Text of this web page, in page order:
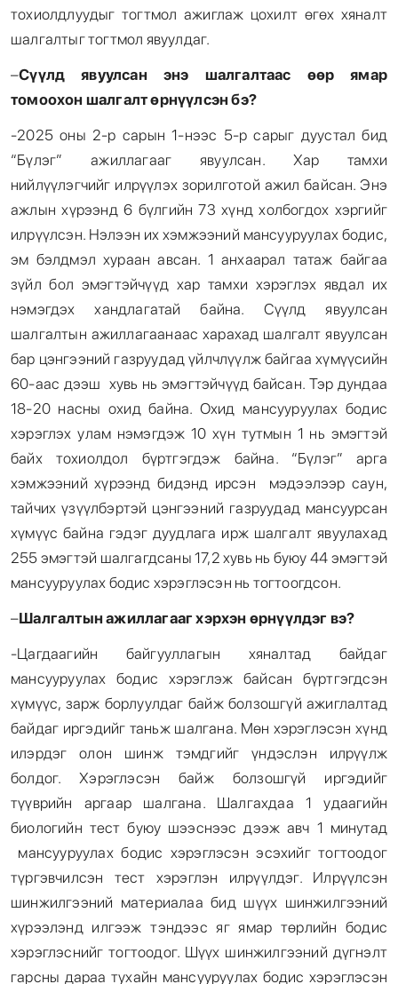
тохиолдлуудыг тогтмол ажиглаж цохилт өгөх хяналт
шалгалтыг тогтмол явуулдаг.
–Сүүлд явуулсан энэ шалгалтаас өөр ямар
томоохон шалгалт өрнүүлсэн бэ?
-2025 оны 2-р сарын 1-нээс 5-р сарыг дуустал бид
“Бүлэг” ажиллагааг явуулсан. Хар тамхи
нийлүүлэгчийг илрүүлэх зорилготой ажил байсан. Энэ
ажлын хүрээнд 6 бүлгийн 73 хүнд холбогдох хэргийг
илрүүлсэн. Нэлээн их хэмжээний мансууруулах бодис,
эм бэлдмэл хураан авсан. 1 анхаарал татаж байгаа
зүйл бол эмэгтэйчүүд хар тамхи хэрэглэх явдал их
нэмэгдэх хандлагатай байна. Сүүлд явуулсан
шалгалтын ажиллагаанаас харахад шалгалт явуулсан
бар цэнгээний газруудад үйлчлүүлж байгаа хүмүүсийн
60-аас дээш хувь нь эмэгтэйчүүд байсан. Тэр дундаа
18-20 насны охид байна. Охид мансууруулах бодис
хэрэглэх улам нэмэгдэж 10 хүн тутмын 1 нь эмэгтэй
байх тохиолдол бүртгэгдэж байна. “Бүлэг” арга
хэмжээний хүрээнд бидэнд ирсэн мэдээлээр саун,
тайчих үзүүлбэртэй цэнгээний газруудад мансуурсан
хүмүүс байна гэдэг дуудлага ирж шалгалт явуулахад
255 эмэгтэй шалгагдсаны 17,2 хувь нь буюу 44 эмэгтэй
мансууруулах бодис хэрэглэсэн нь тогтоогдсон.
–Шалгалтын ажиллагааг хэрхэн өрнүүлдэг вэ?
-Цагдаагийн байгууллагын хяналтад байдаг
мансууруулах бодис хэрэглэж байсан бүртгэгдсэн
хүмүүс, зарж борлуулдаг байж болзошгүй ажиглалтад
байдаг иргэдийг таньж шалгана. Мөн хэрэглэсэн хүнд
илэрдэг олон шинж тэмдгийг үндэслэн илрүүлж
болдог. Хэрэглэсэн байж болзошгүй иргэдийг
түүврийн аргаар шалгана. Шалгахдаа 1 удаагийн
биологийн тест буюу шээснээс дээж авч 1 минутад
мансууруулах бодис хэрэглэсэн эсэхийг тогтоодог
түргэвчилсэн тест хэрэглэн илрүүлдэг. Илрүүлсэн
шинжилгээний материалаа бид шүүх шинжилгээний
хүрээлэнд илгээж тэндээс яг ямар төрлийн бодис
хэрэглэснийг тогтоодог. Шүүх шинжилгээний дүгнэлт
гарсны дараа тухайн мансууруулах бодис хэрэглэсэн